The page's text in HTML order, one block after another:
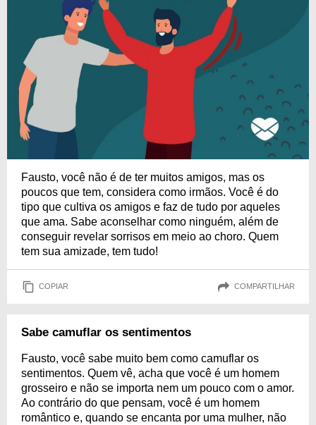
Fausto, você não é de ter muitos amigos, mas os
poucos que tem, considera como irmãos. Você é do
tipo que cultiva os amigos e faz de tudo por aqueles
que ama. Sabe aconselhar como ninguém, além de
conseguir revelar sorrisos em meio ao choro. Quem
tem sua amizade, tem tudo!
COPIAR COMPARTILHAR
Sabe camuflar os sentimentos
Fausto, você sabe muito bem como camuflar os
sentimentos. Quem vê, acha que você é um homem
grosseiro e não se importa nem um pouco com o amor.
Ao contrário do que pensam, você é um homem
romântico e, quando se encanta por uma mulher, não